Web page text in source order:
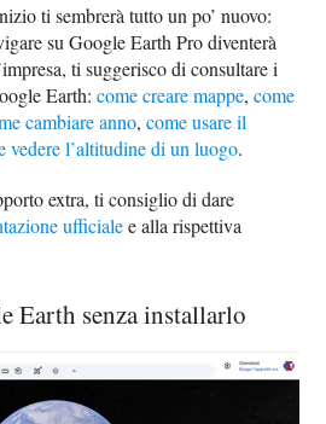
ti sembrerà tutto un po’ nuovo:
su Google Earth Pro diventerà
ti suggerisco di consultare i
Earth:come creare mappe,come
cambiare anno,come usare il
vedere l’altitudine di un luogo.
extra, ti consiglio di dare
ufficialee alla rispettiva
Earth senza installarlo